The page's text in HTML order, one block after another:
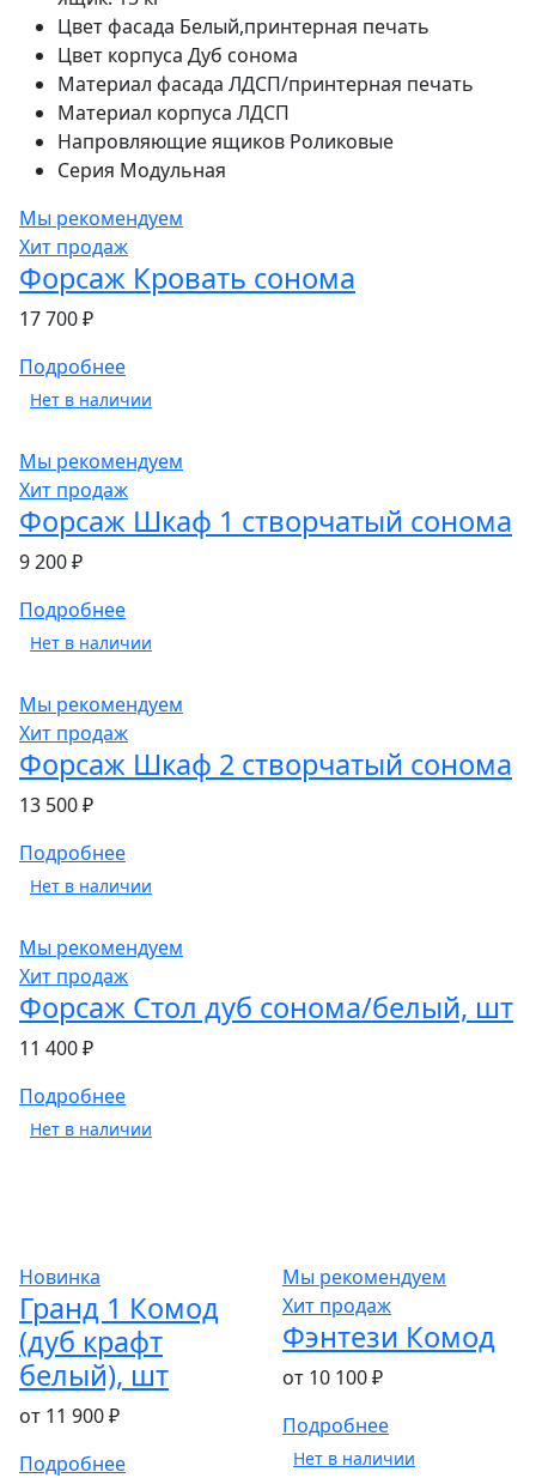
Цвет фасада Белый,принтерная печать
Цвет корпуса Дуб сонома
Материал фасада ЛДСП/принтерная печать
Материал корпуса ЛДСП
Напровляющие ящиков Роликовые
Серия Модульная
Мы рекомендуем
Хит продаж
Форсаж Кровать сонома
17 700 ₽
Подробнее
Нет в наличии
Мы рекомендуем
Хит продаж
Форсаж Шкаф 1 створчатый сонома
9 200 ₽
Подробнее
Нет в наличии
Мы рекомендуем
Хит продаж
Форсаж Шкаф 2 створчатый сонома
13 500 ₽
Подробнее
Нет в наличии
Мы рекомендуем
Хит продаж
Форсаж Стол дуб сонома/белый, шт
11 400 ₽
Подробнее
Нет в наличии
Новинка
Гранд 1 Комод
(дуб крафт
белый), шт
от 11 900 ₽
Подробнее
Мы рекомендуем
Хит продаж
Фэнтези Комод
от 10 100 ₽
Подробнее
Нет в наличии